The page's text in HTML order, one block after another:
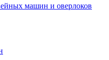
машин и оверлоков